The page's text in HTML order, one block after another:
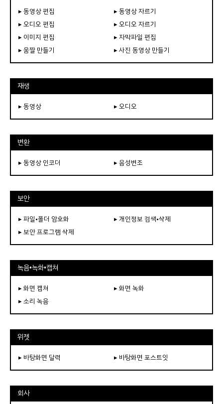
▸ 동영상 편집
▸ 동영상 자르기
▸ 오디오 편집
▸ 오디오 자르기
▸ 이미지 편집
▸ 자막파일 편집
▸ 움짤 만들기
▸ 사진 동영상 만들기
재생
▸ 동영상 ▸ 오디오
변환
▸ 동영상 인코더 ▸ 음성변조
보안
▸ 파일•폴더 암호화
▸ 개인정보 검색•삭제
▸ 보안 프로그램 삭제
녹음•녹화•캡쳐
▸ 화면 캡쳐
▸ 화면 녹화
▸ 소리 녹음
위젯
▸ 바탕화면 달력 ▸ 바탕화면 포스트잇
회사